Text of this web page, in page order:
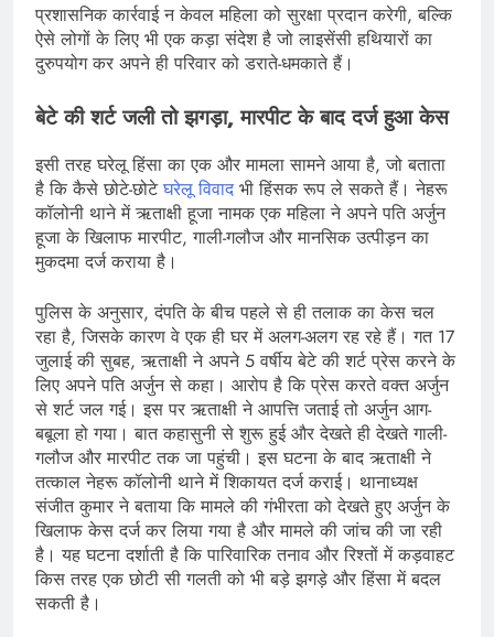
प्रशासनिक कार्रवाई न केवल महिला को सुरक्षा प्रदान करेगी, बल्कि
ऐसे लोगों के लिए भी एक कड़ा संदेश है जो लाइसेंसी हथियारों का
दुरुपयोग कर अपने ही परिवार को डराते-धमकाते हैं।
बेटे की शर्ट जली तो झगड़ा, मारपीट के बाद दर्ज हुआ केस
इसी तरह घरेलू हिंसा का एक और मामला सामने आया है, जो बताता
है कि कैसे छोटे-छोटेघरेलू विवादभी हिंसक रूप ले सकते हैं। नेहरू
कॉलोनी थाने में ऋताक्षी हूजा नामक एक महिला ने अपने पति अर्जुन
हूजा के खिलाफ मारपीट, गाली-गलौज और मानसिक उत्पीड़न का
मुकदमा दर्ज कराया है।
पुलिस के अनुसार, दंपति के बीच पहले से ही तलाक का केस चल
रहा है, जिसके कारण वे एक ही घर में अलग-अलग रह रहे हैं। गत 17
जुलाई की सुबह, ऋताक्षी ने अपने 5 वर्षीय बेटे की शर्ट प्रेस करने के
लिए अपने पति अर्जुन से कहा। आरोप है कि प्रेस करते वक्त अर्जुन
से शर्ट जल गई। इस पर ऋताक्षी ने आपत्ति जताई तो अर्जुन आग-
बबूला हो गया। बात कहासुनी से शुरू हुई और देखते ही देखते गाली-
गलौज और मारपीट तक जा पहुंची। इस घटना के बाद ऋताक्षी ने
तत्काल नेहरू कॉलोनी थाने में शिकायत दर्ज कराई। थानाध्यक्ष
संजीत कुमार ने बताया कि मामले की गंभीरता को देखते हुए अर्जुन के
खिलाफ केस दर्ज कर लिया गया है और मामले की जांच की जा रही
है। यह घटना दर्शाती है कि पारिवारिक तनाव और रिश्तों में कड़वाहट
किस तरह एक छोटी सी गलती को भी बड़े झगड़े और हिंसा में बदल
सकती है।